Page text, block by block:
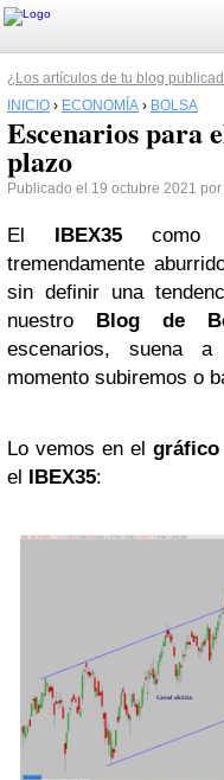
¿Los artículos de tu blog
INICIO › ECONOMÍA › BOLSA
Escenarios para
plazo
Publicado el 19 octubre 2021 por
El IBEX35 como
tremendamente
sin definir una
nuestro Blog de
escenarios, suena
momento subiremos o
Lo vemos en el gráfico
el IBEX35: